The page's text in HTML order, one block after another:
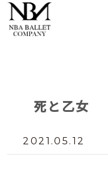
死と乙女
2021.05.12